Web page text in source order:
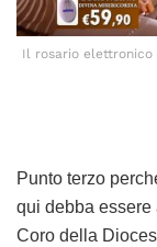
Il rosario
Punto terzo
qui debba essere
Coro della